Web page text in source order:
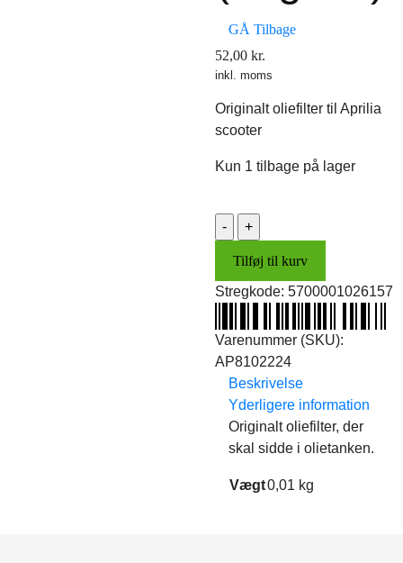
GÅ Tilbage
52,00 kr.
inkl. moms
Originalt oliefilter til Aprilia
scooter
Kun 1 tilbage på lager
Oliefilter
(original)
antal
Tilføj til kurv
Stregkode: 5700001026157
Varenummer (SKU):
AP8102224
Beskrivelse
Yderligere information
Originalt oliefilter, der
skal sidde i olietanken.
Vægt0,01 kg